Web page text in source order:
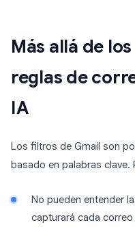
Más allá de
reglas de
IA
Los filtros de Gmail son
basado en palabras clave.
No pueden entender
capturará cada